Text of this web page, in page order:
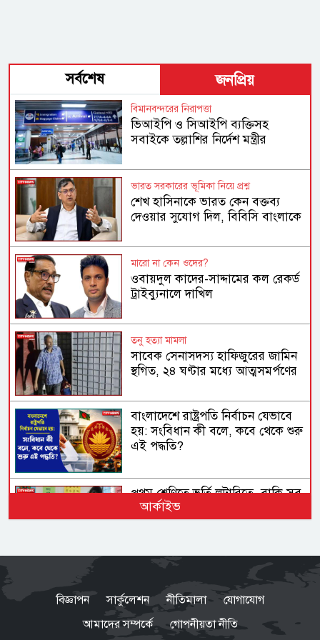
সর্বশেষ জনপ্রিয়
বিমানবন্দরের নিরাপত্তা
ভিআইপি ও সিআইপি ব্যক্তিসহ
সবাইকে তল্লাশির নির্দেশ মন্ত্রীর
ভারত সরকারের ভূমিকা নিয়ে প্রশ্ন
শেখ হাসিনাকে ভারত কেন বক্তব্য
দেওয়ার সুযোগ দিল, বিবিসি বাংলাকে
মারো না কেন ওদের?
ওবায়দুল কাদের-সাদ্দামের কল রেকর্ড
ট্রাইব্যুনালে দাখিল
তনু হত্যা মামলা
সাবেক সেনাসদস্য হাফিজুরের জামিন
স্থগিত, ২৪ ঘণ্টার মধ্যে আত্মসমর্পণের
বাংলাদেশে রাষ্ট্রপতি নির্বাচন যেভাবে
হয়: সংবিধান কী বলে, কবে থেকে শুরু
এই পদ্ধতি?
প্রথম শ্রেণিতে ভর্তি লটারিতে, বাকি সব
পরীক্ষায়
আর্কাইভ
বিজ্ঞাপন সার্কুলেশন নীতিমালা
যোগাযোগ
আমাদের সম্পর্কে
গোপনীয়তা নীতি